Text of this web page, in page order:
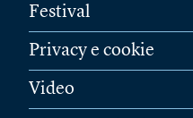
Festival
Privacy e cookie
Video